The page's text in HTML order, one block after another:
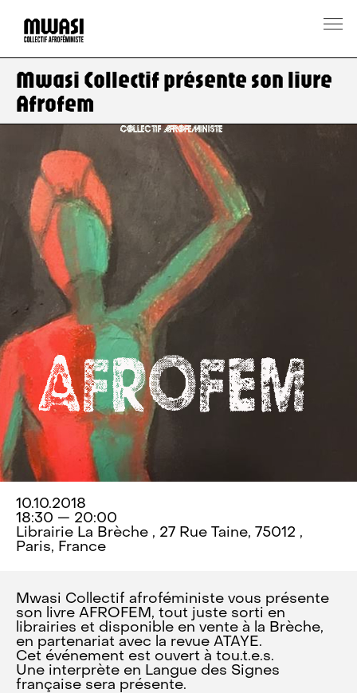
Mwasi Collectif présente son livre
Afrofem
10.10.2018
18:30 — 20:00
Librairie La Brèche , 27 Rue Taine, 75012 ,
Paris, France
Mwasi Collectif afroféministe vous présente
son livre AFROFEM, tout juste sorti en
librairies et disponible en vente à la Brèche,
en partenariat avec la revue ATAYE.
Cet événement est ouvert à tou.t.e.s.
Une interprète en Langue des Signes
française sera présente.